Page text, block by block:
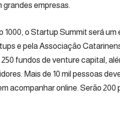
empresas.
o Startup Summit será um
e pela Associação
fundos de venture capital,
Mais de 10 mil pessoas
acompanhar online. Serão 200